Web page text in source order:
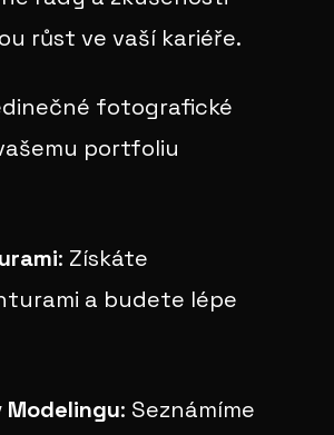
růst ve vaší kariéře.
fotografické
portfoliu
: Získáte
a budete lépe
Modelingu: Seznámíme